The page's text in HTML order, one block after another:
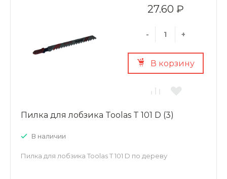
27.60 ₽
- +
В корзину
Пилка для лобзика Toolas T 101 D (3)
В наличии
Пилка для лобзика Toolas T 101 D по дереву